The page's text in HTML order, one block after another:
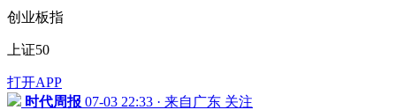
创业板指
上证50
打开APP
时代周报 07-03 22:33 · 来自广东 关注